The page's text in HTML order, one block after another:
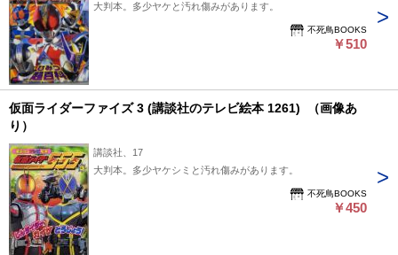
大判本。多少ヤケと汚れ傷みがあります。
不死鳥BOOKS
￥510
仮面ライダーファイズ 3 (講談社のテレビ絵本 1261) （画像あ
り）
講談社、17
大判本。多少ヤケシミと汚れ傷みがあります。
不死鳥BOOKS
￥450